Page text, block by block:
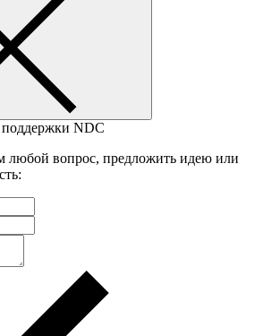
NDC
любой вопрос, предложить идею или